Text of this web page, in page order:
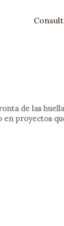
de las
proyectos